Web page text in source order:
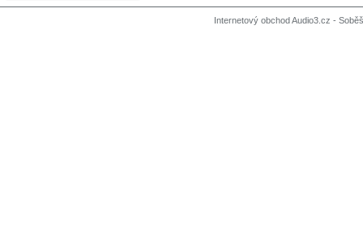
Internetový obchod Audio3.cz -